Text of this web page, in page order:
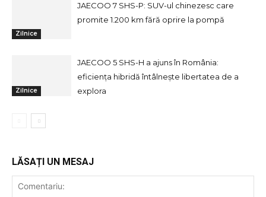
Zilnice
JAECOO 7 SHS-P: SUV-ul chinezesc care
promite 1.200 km fără oprire la pompă
Zilnice
JAECOO 5 SHS-H a ajuns în România:
eficiența hibridă întâlnește libertatea de a
explora
LĂSAȚI UN MESAJ